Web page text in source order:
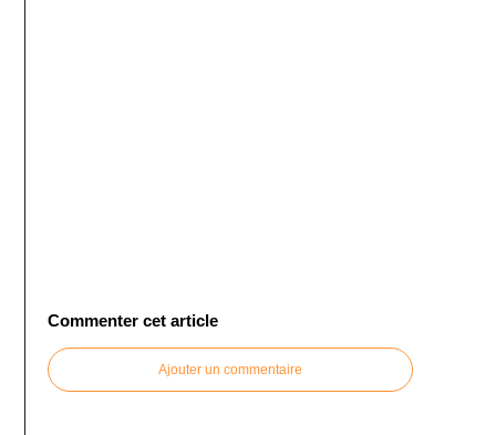
Commenter cet article
Ajouter un commentaire